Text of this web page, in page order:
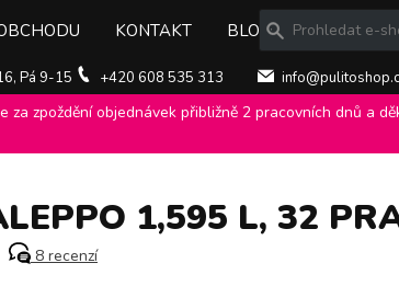
Pá 9-15 +420 608 535 313
KONTAKT BLOG
zpoždění objednávek přibližně 2 pracovních dnů a
Azzurra prací gel Sapone di Aleppo 1,595 l, 32
1,595 L, 32
8 recenzí